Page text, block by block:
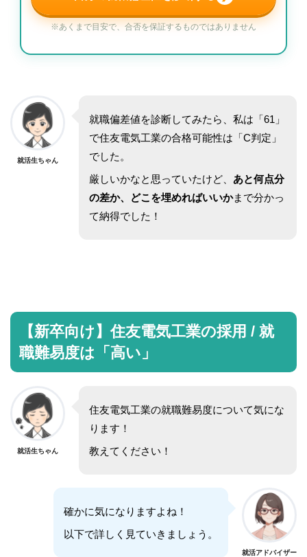
※あくまで目安で、合否を保証するものではありません
就活生ちゃん
就職偏差値を診断してみたら、私は「61」
で住友電気工業の合格可能性は「C判定」
でした。
厳しいかなと思っていたけど、 あと何点分
の差か、どこを埋めればいいかまで分かっ
て納得でした！
【新卒向け】住友電気工業の採用 / 就
職難易度は「高い」
就活生ちゃん
住友電気工業の就職難易度について気にな
ります！
教えてください！
確かに気になりますよね！
以下で詳しく見ていきましょう。
就活アドバイザー